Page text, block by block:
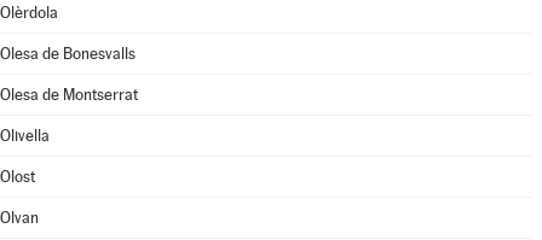
Olèrdola
Olesa de Bonesvalls
Olesa de Montserrat
Olivella
Olost
Olvan